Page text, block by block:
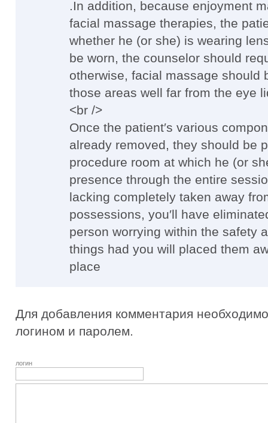
.In addition, because enjoyment
facial massage therapies, the
whether he (or she) is wearing
be worn, the counselor should
otherwise, facial massage should
those areas well far from the eye
<br />
Once the patient′s various
already removed, they should be
procedure room at which he (or
presence through the entire
lacking completely taken away
possessions, you′ll have
person worrying within the safety
things had you will placed them
place
Для добавления комментария
логином и паролем.
логин